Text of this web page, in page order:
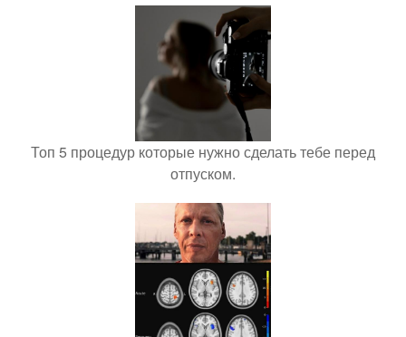
Топ 5 процедур которые нужно сделать тебе перед
отпуском.